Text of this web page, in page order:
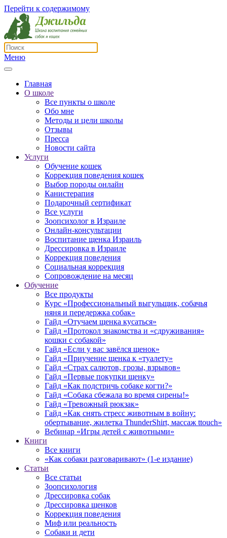
Перейти к содержимому
Меню
Главная
О школе
Все пункты о школе
Обо мне
Методы и цели школы
Отзывы
Пресса
Новости сайта
Услуги
Обучение кошек
Коррекция поведения кошек
Выбор породы онлайн
Канистерапия
Подарочный сертификат
Все услуги
Зоопсихолог в Израиле
Онлайн-консультации
Воспитание щенка Израиль
Дрессировка в Израиле
Коррекция поведения
Социальная коррекция
Сопровождение на месяц
Обучение
Все продукты
Курс «Профессиональный выгульщик, собачья
няня и передержка собак»
Гайд «Отучаем щенка кусаться»
Гайд «Протокол знакомства и «сдруживания»
кошки с собакой»
Гайд «Если у вас завёлся щенок»
Гайд «Приучение щенка к «туалету»
Гайд «Страх салютов, грозы, взрывов»
Гайд «Первые покупки щенку»
Гайд «Как подстричь собаке когти?»
Гайд «Собака сбежала во время сирены!»
Гайд «Тревожный рюкзак»
Гайд «Как снять стресс животным в войну:
обертывание, жилетка ThunderShirt, массаж ttouch»
Вебинар «Игры детей с животными»
Книги
Все книги
«Как собаки разговаривают» (1-е издание)
Статьи
Все статьи
Зоопсихология
Дрессировка собак
Дрессировка щенков
Коррекция поведения
Миф или реальность
Собаки и дети